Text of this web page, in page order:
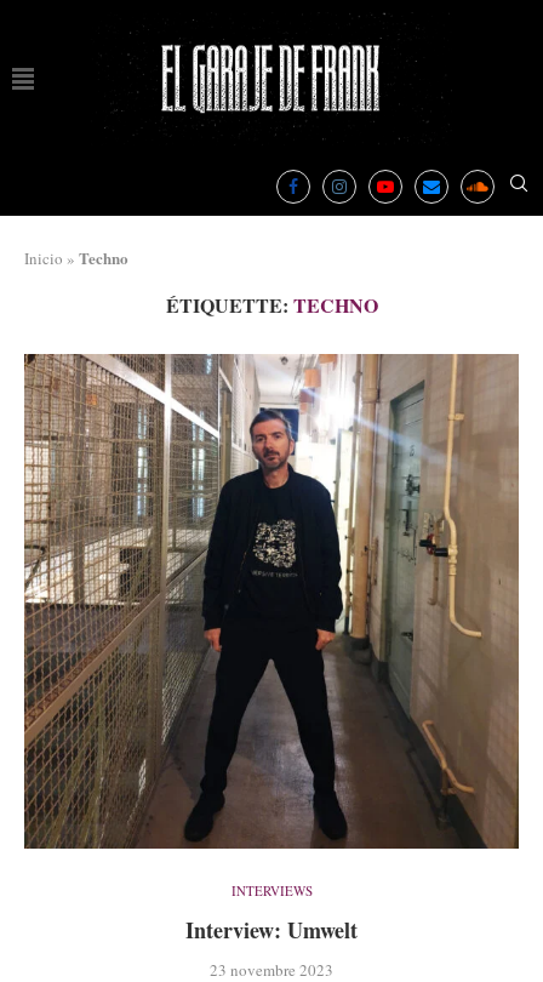
Inicio » Techno
ÉTIQUETTE: TECHNO
INTERVIEWS
Interview: Umwelt
23 novembre 2023